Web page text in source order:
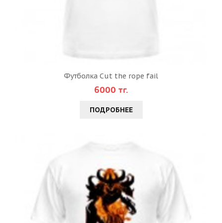
Футболка Cut the rope fail
6000 тг.
ПОДРОБНЕЕ